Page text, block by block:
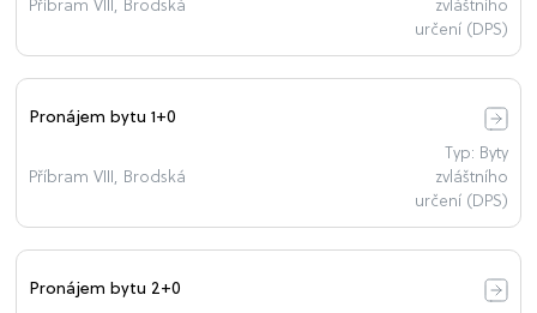
Příbram VIII, Brodská
zvláštního
určení (DPS)
Pronájem bytu 1+0
Příbram VIII, Brodská
Typ: Byty
zvláštního
určení (DPS)
Pronájem bytu 2+0